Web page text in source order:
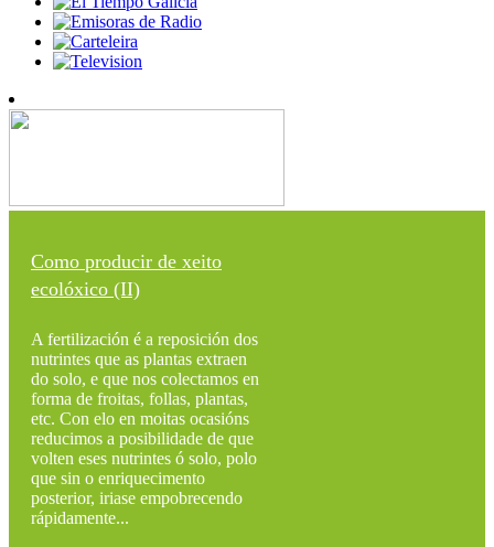
Como producir de xeito
ecolóxico (II)
A fertilización é a reposición dos
nutrintes que as plantas extraen
do solo, e que nos colectamos en
forma de froitas, follas, plantas,
etc. Con elo en moitas ocasións
reducimos a posibilidade de que
volten eses nutrintes ó solo, polo
que sin o enriquecimento
posterior, iriase empobrecendo
rápidamente...